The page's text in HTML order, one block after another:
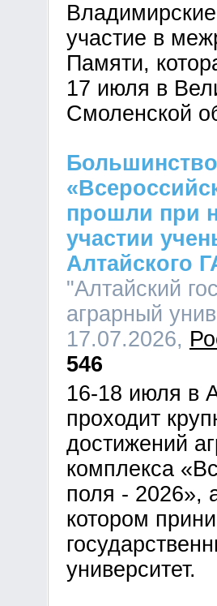
участие в
Памяти,
17 июля в
Смоленской
прошли при
участии
Алтайского
"Алтайский
аграрный
17.07.2026,
546
16-18 июля в
проходит
достижений
комплекса
поля - 2026»,
котором
университет.